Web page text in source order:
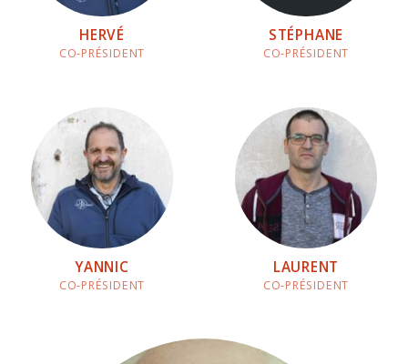
HERVÉ
CO-PRÉSIDENT
STÉPHANE
CO-PRÉSIDENT
YANNIC
CO-PRÉSIDENT
LAURENT
CO-PRÉSIDENT